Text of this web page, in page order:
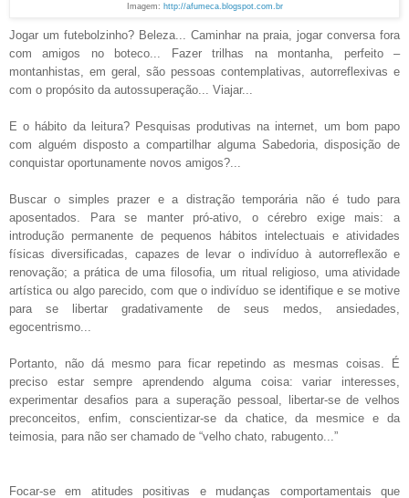
Imagem: http://afumeca.blogspot.com.br
Jogar um futebolzinho? Beleza... Caminhar na praia, jogar conversa fora
com amigos no boteco... Fazer trilhas na montanha, perfeito –
montanhistas, em geral, são pessoas contemplativas, autorreflexivas e
com o propósito da autossuperação... Viajar...
E o hábito da leitura? Pesquisas produtivas na internet, um bom papo
com alguém disposto a compartilhar alguma Sabedoria, disposição de
conquistar oportunamente novos amigos?...
Buscar o simples prazer e a distração temporária não é tudo para
aposentados. Para se manter pró-ativo, o cérebro exige mais: a
introdução permanente de pequenos hábitos intelectuais e atividades
físicas diversificadas, capazes de levar o indivíduo à autorreflexão e
renovação; a prática de uma filosofia, um ritual religioso, uma atividade
artística ou algo parecido, com que o indivíduo se identifique e se motive
para se libertar gradativamente de seus medos, ansiedades,
egocentrismo...
Portanto, não dá mesmo para ficar repetindo as mesmas coisas. É
preciso estar sempre aprendendo alguma coisa: variar interesses,
experimentar desafios para a superação pessoal, libertar-se de velhos
preconceitos, enfim, conscientizar-se da chatice, da mesmice e da
teimosia, para não ser chamado de “velho chato, rabugento...”
Focar-se em atitudes positivas e mudanças comportamentais que